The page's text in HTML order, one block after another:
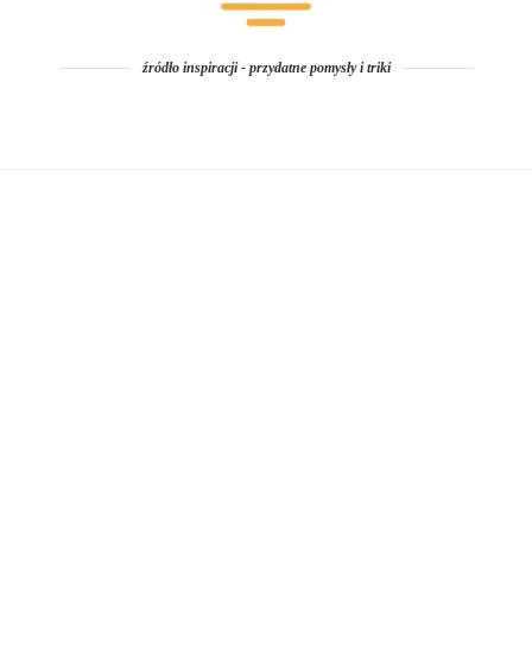
źródło inspiracji - przydatne pomysły i triki